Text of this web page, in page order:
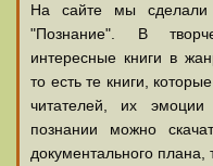
На сайте мы сделали
"Познание". В
интересные книги в
то есть те книги,
читателей, их
познании можно
документального плана,